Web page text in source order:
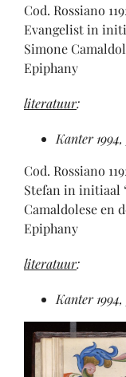
Cod. Rossiano
Evangelist in
Simone
Epiphany
literatuur:
Kanter 1994,
Cod. Rossiano
Stefan in initiaal
Camaldolese en
Epiphany
literatuur:
Kanter 1994,